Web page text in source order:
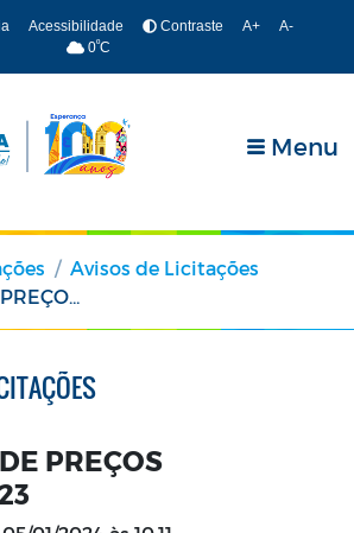
Acessibilidade Contraste A+
A-
0ºC
Menu
Avisos de Licitações
00010/2023
PREÇOS